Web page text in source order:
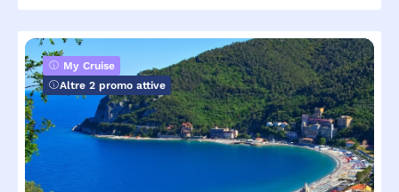
My Cruise
Altre 2 promo attive